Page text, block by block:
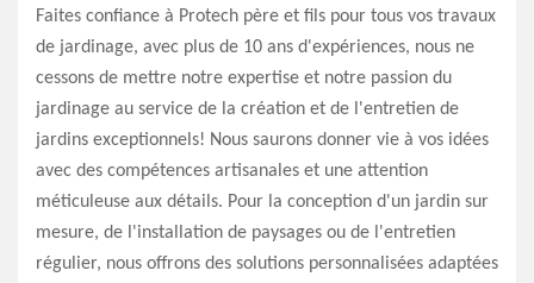
Faites confiance à Protech père et fils pour tous vos travaux
de jardinage, avec plus de 10 ans d'expériences, nous ne
cessons de mettre notre expertise et notre passion du
jardinage au service de la création et de l'entretien de
jardins exceptionnels! Nous saurons donner vie à vos idées
avec des compétences artisanales et une attention
méticuleuse aux détails. Pour la conception d'un jardin sur
mesure, de l'installation de paysages ou de l'entretien
régulier, nous offrons des solutions personnalisées adaptées